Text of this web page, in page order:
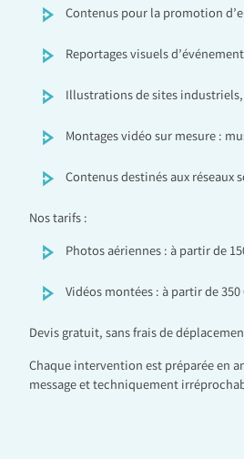
Contenus pour la promotion
Reportages visuels
Illustrations de sites
Montages vidéo sur mesure :
Contenus destinés aux
Nos tarifs :
Photos aériennes : à partir de
Vidéos montées : à partir de 350
Devis gratuit, sans frais de
Chaque intervention est préparée en
message et techniquement